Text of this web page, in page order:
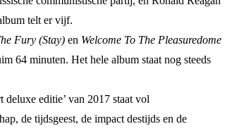
telt er vijf.
Fury (Stay) en Welcome To The Pleasuredome
64 minuten. Het hele album staat nog steeds
editie’ van 2017 staat vol
de tijdsgeest, de impact destijds en de